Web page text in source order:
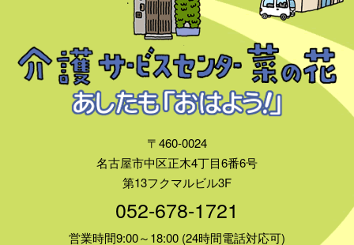
〒460-0024
名古屋市中区正木4丁目6番6号
第13フクマルビル3F
052-678-1721
営業時間9:00～18:00 (24時間電話対応可)